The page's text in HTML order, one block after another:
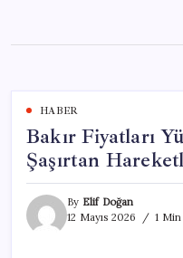
content
HABER
Bakır Fiyatları
Şaşırtan
By Elif Doğan
12 Mayıs 2026
1